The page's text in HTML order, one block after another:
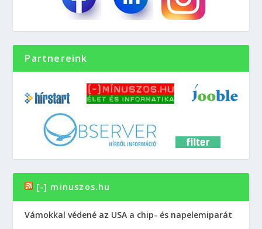
Partnereink
[-] minuszos.hu
Vámokkal védené az USA a chip- és napelemiparát